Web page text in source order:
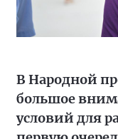
В Народной
большое
условий для